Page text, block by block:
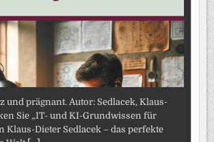
und prägnant. Autor: Sedlacek, Klaus-
Sie „IT- und KI-Grundwissen für
Klaus-Dieter Sedlacek – das perfekte